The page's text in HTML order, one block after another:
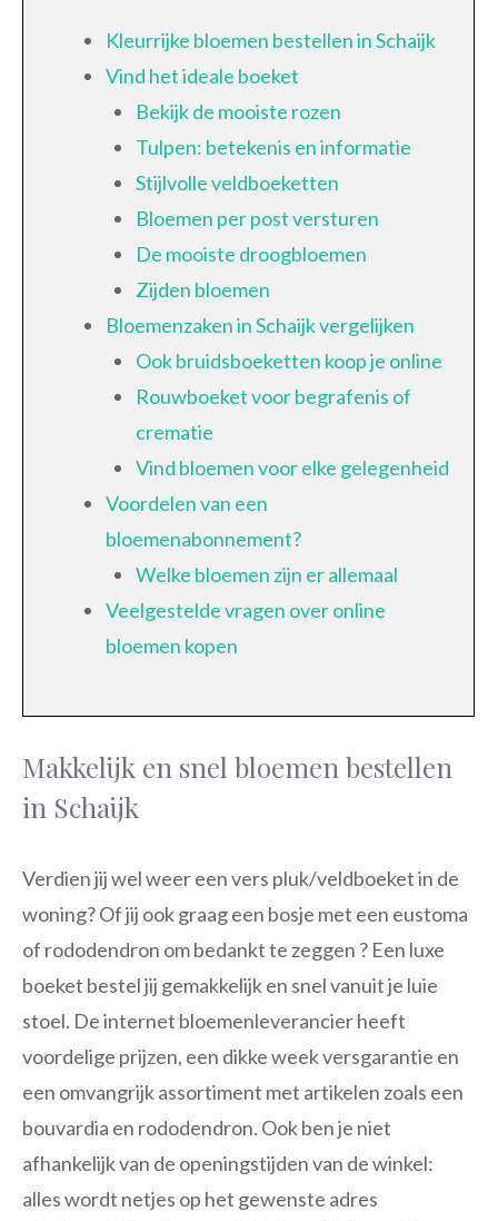
Kleurrijke bloemen bestellen in Schaijk
Vind het ideale boeket
Bekijk de mooiste rozen
Tulpen: betekenis en informatie
Stijlvolle veldboeketten
Bloemen per post versturen
De mooiste droogbloemen
Zijden bloemen
Bloemenzaken in Schaijk vergelijken
Ook bruidsboeketten koop je online
Rouwboeket voor begrafenis of
crematie
Vind bloemen voor elke gelegenheid
Voordelen van een
bloemenabonnement?
Welke bloemen zijn er allemaal
Veelgestelde vragen over online
bloemen kopen
Makkelijk en snel bloemen bestellen
in Schaijk
Verdien jij wel weer een vers pluk/veldboeket in de
woning? Of jij ook graag een bosje met een eustoma
of rododendron om bedankt te zeggen ? Een luxe
boeket bestel jij gemakkelijk en snel vanuit je luie
stoel. De internet bloemenleverancier heeft
voordelige prijzen, een dikke week versgarantie en
een omvangrijk assortiment met artikelen zoals een
bouvardia en rododendron. Ook ben je niet
afhankelijk van de openingstijden van de winkel:
alles wordt netjes op het gewenste adres